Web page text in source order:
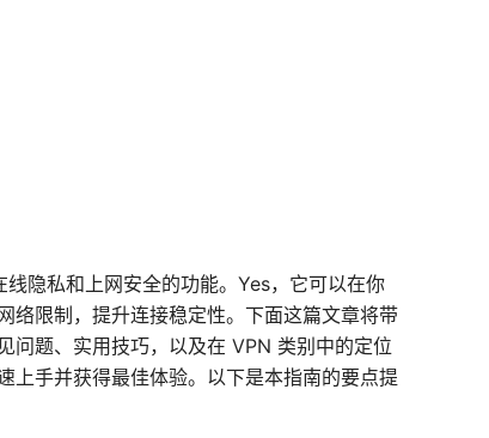
隐私和上网安全的功能。Yes，它可以在你
络限制，提升连接稳定性。下面这篇文章将带
题、实用技巧，以及在 VPN 类别中的定位
上手并获得最佳体验。以下是本指南的要点提